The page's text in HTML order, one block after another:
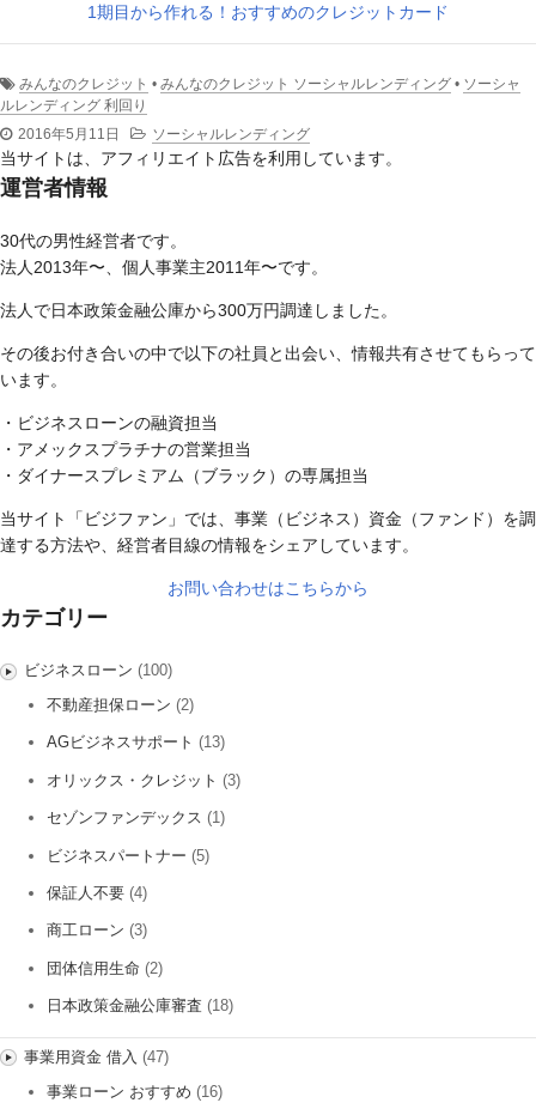
1期目から作れる！おすすめのクレジットカード
みんなのクレジット • みんなのクレジット ソーシャルレンディング • ソーシャ
ルレンディング 利回り
2016年5月11日
ソーシャルレンディング
当サイトは、アフィリエイト広告を利用しています。
運営者情報
30代の男性経営者です。
法人2013年〜、個人事業主2011年〜です。
法人で日本政策金融公庫から300万円調達しました。
その後お付き合いの中で以下の社員と出会い、情報共有させてもらって
います。
・ビジネスローンの融資担当
・アメックスプラチナの営業担当
・ダイナースプレミアム（ブラック）の専属担当
当サイト「ビジファン」では、事業（ビジネス）資金（ファンド）を調
達する方法や、経営者目線の情報をシェアしています。
お問い合わせはこちらから
カテゴリー
ビジネスローン (100)
不動産担保ローン (2)
AGビジネスサポート (13)
オリックス・クレジット (3)
セゾンファンデックス (1)
ビジネスパートナー (5)
保証人不要 (4)
商工ローン (3)
団体信用生命 (2)
日本政策金融公庫審査 (18)
事業用資金 借入 (47)
事業ローン おすすめ (16)